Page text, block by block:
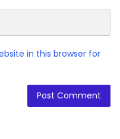
in this browser for